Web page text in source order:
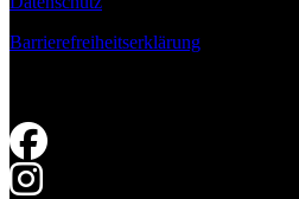
Barrierefreiheitserklärung